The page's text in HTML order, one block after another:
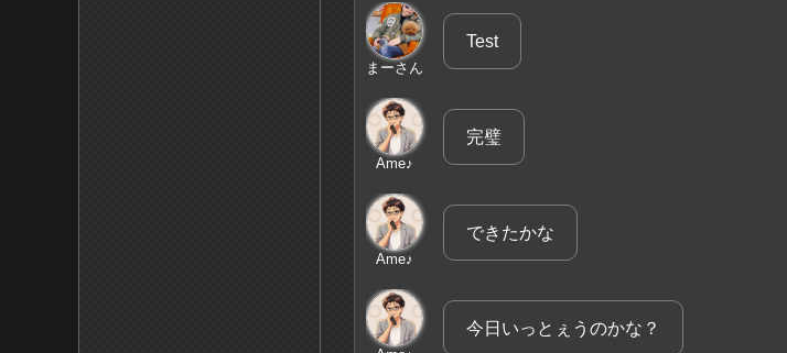
まーさん
Test
Ame♪
完璧
Ame♪
できたかな
今日いっとぇうのかな？